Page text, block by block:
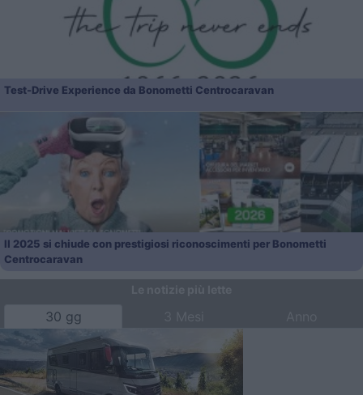
Test-Drive Experience da Bonometti Centrocaravan
Il 2025 si chiude con prestigiosi riconoscimenti per Bonometti
Centrocaravan
30 gg